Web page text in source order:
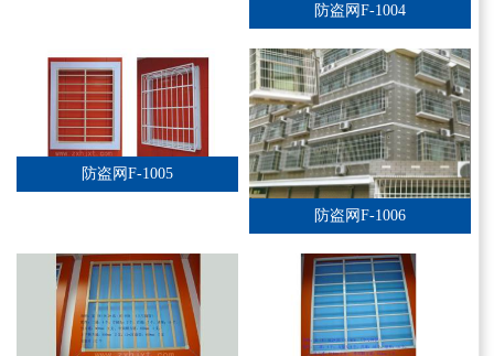
防盗网F-1004
防盗网F-1005
防盗网F-1006